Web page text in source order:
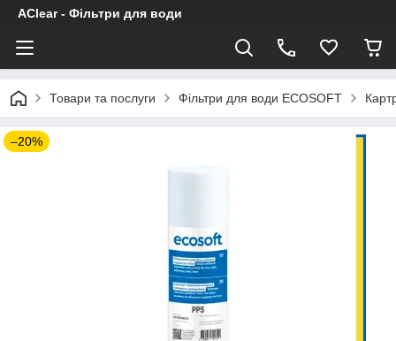
AClear - Фільтри для води
Товари та послуги Фільтри для води ECOSOFT
–20%